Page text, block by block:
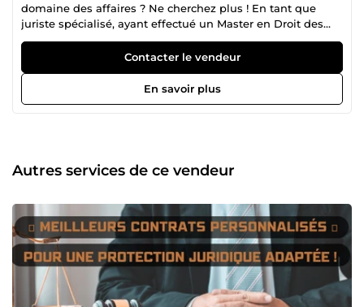
domaine des affaires ? Ne cherchez plus ! En tant que
juriste spécialisé, ayant effectué un Master en Droit des
Affaires et ayant acquis plusieurs expériences au sein
d&quot; un cabinet' d'avocat ainsi qu' un cabinet
d'huissiers de justice etc.. je suis passionné par la
rédaction de contrats personnalisés, allant des prestations
de services aux ventes et baux. De plus, je peux vous aider
vos clients, les factures impayées… etc. Grâce à mon
expertise pointue, j'ai acquis une solide expérience dans
consultants pour sécuriser leurs activités dans le monde
des affaires en constante évolution. Vous savez à quel
point il est important d'avoir des contrats solides et des
politiques bien définies pour protéger votre entreprise
dans le monde numérique en constante évolution. Les
risques juridiques peuvent être intimidants, et il est
essentiel d'avoir un professionnel qui comprend vos
Contacter le vendeur
En savoir plus
Autres services de ce vendeur